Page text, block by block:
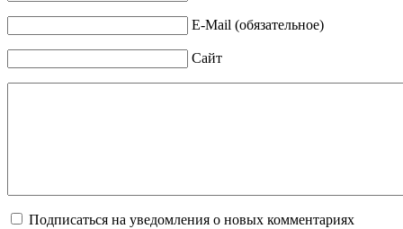
E-Mail (обязательное)
Сайт
Подписаться на уведомления о новых комментариях